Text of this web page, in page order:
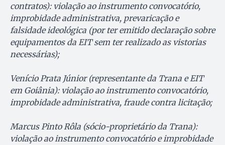
contratos): violação ao instrumento convocatório,
improbidade administrativa, prevaricação e
falsidade ideológica (por ter emitido declaração sobre
equipamentos da EIT sem ter realizado as vistorias
necessárias);
Venício Prata Júnior (representante da Trana e EIT
em Goiânia): violação ao instrumento convocatório,
improbidade administrativa, fraude contra licitação;
Marcus Pinto Rôla (sócio-proprietário da Trana):
violação ao instrumento convocatório e improbidade